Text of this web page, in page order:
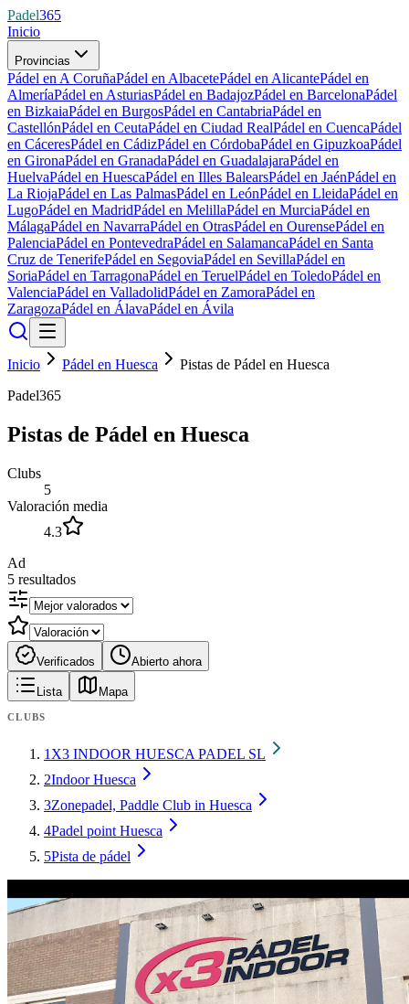
Padel365
Inicio
Provincias
Pádel en A CoruñaPádel en AlbacetePádel en AlicantePádel en
AlmeríaPádel en AsturiasPádel en BadajozPádel en BarcelonaPádel
en BizkaiaPádel en BurgosPádel en CantabriaPádel en
CastellónPádel en CeutaPádel en Ciudad RealPádel en CuencaPádel
en CáceresPádel en CádizPádel en CórdobaPádel en GipuzkoaPádel
en GironaPádel en GranadaPádel en GuadalajaraPádel en
HuelvaPádel en HuescaPádel en Illes BalearsPádel en JaénPádel en
La RiojaPádel en Las PalmasPádel en LeónPádel en LleidaPádel en
LugoPádel en MadridPádel en MelillaPádel en MurciaPádel en
MálagaPádel en NavarraPádel en OtrasPádel en OurensePádel en
PalenciaPádel en PontevedraPádel en SalamancaPádel en Santa
Cruz de TenerifePádel en SegoviaPádel en SevillaPádel en
SoriaPádel en TarragonaPádel en TeruelPádel en ToledoPádel en
ValenciaPádel en ValladolidPádel en ZamoraPádel en
ZaragozaPádel en ÁlavaPádel en Ávila
Inicio Pádel en Huesca
Pistas de Pádel en Huesca
Padel365
Pistas de Pádel en Huesca
Clubs
5
Valoración media
4.3
Ad
5 resultados
Verificados Abierto ahora
Lista Mapa
CLUBS
1 X3 INDOOR HUESCA PADEL SL
2Indoor Huesca
3Zonepadel, Paddle Club in Huesca
4Padel point Huesca
5Pista de pádel